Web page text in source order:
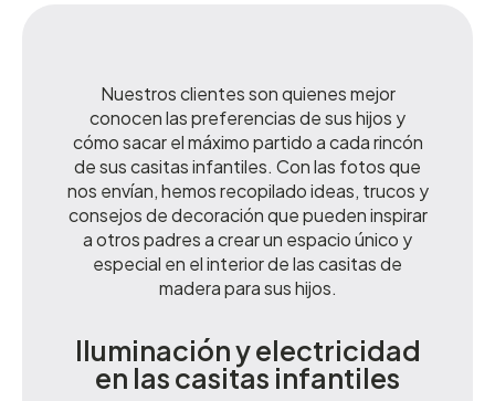
Nuestros clientes son quienes mejor
conocen las preferencias de sus hijos y
cómo sacar el máximo partido a cada rincón
de sus casitas infantiles. Con las fotos que
nos envían, hemos recopilado ideas, trucos y
consejos de decoración que pueden inspirar
a otros padres a crear un espacio único y
especial en el interior de las casitas de
madera para sus hijos.
Iluminación y electricidad
en las casitas infantiles